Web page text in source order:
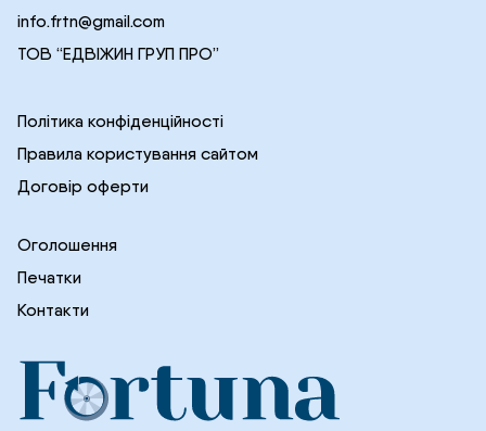
info.frtn@gmail.com
ТОВ “ЕДВІЖИН ГРУП ПРО”
Політика конфіденційності
Правила користування сайтом
Договір оферти
Оголошення
Печатки
Контакти